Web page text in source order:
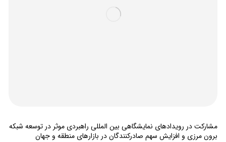
مشارکت در رویدادهای نمایشگاهی بین المللی راهبردی موثر در توسعه شبکه
برون مرزی و افزایش سهم صادرکنندگان در بازارهای منطقه و جهان